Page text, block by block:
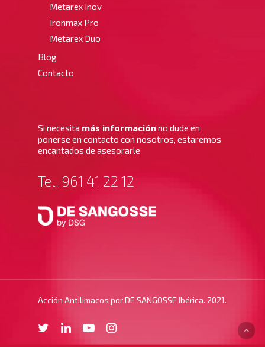
Metarex Inov
Ironmax Pro
Metarex Duo
Blog
Contacto
Si necesita más informaciónno dude en
ponerse en contacto con nosotros, estaremos
encantados de asesorarle
Tel. 961 41 22 12
Acción Antilimacos por DE SANGOSSE Ibérica. 2021.
twitterlinkedinyoutubeinstagram